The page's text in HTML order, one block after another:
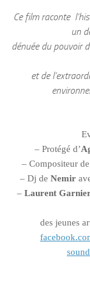
Ce film raconte
un
dénuée du pouvoir
et de
– Protégé d’
– Compositeur
– Dj de Nemir
– Laurent
des jeunes